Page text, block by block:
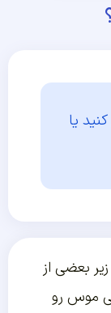
یا
بعضی از
موس رو